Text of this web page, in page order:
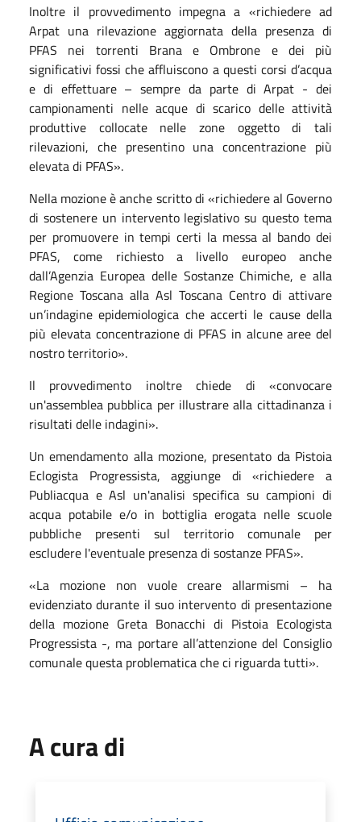
Inoltre il provvedimento impegna a «richiedere ad
Arpat una rilevazione aggiornata della presenza di
PFAS nei torrenti Brana e Ombrone e dei più
significativi fossi che affluiscono a questi corsi d’acqua
e di effettuare – sempre da parte di Arpat - dei
campionamenti nelle acque di scarico delle attività
produttive collocate nelle zone oggetto di tali
rilevazioni, che presentino una concentrazione più
elevata di PFAS».
Nella mozione è anche scritto di «richiedere al Governo
di sostenere un intervento legislativo su questo tema
per promuovere in tempi certi la messa al bando dei
PFAS, come richiesto a livello europeo anche
dall’Agenzia Europea delle Sostanze Chimiche, e alla
Regione Toscana alla Asl Toscana Centro di attivare
un’indagine epidemiologica che accerti le cause della
più elevata concentrazione di PFAS in alcune aree del
nostro territorio».
Il provvedimento inoltre chiede di «convocare
un'assemblea pubblica per illustrare alla cittadinanza i
risultati delle indagini».
Un emendamento alla mozione, presentato da Pistoia
Eclogista Progressista, aggiunge di «richiedere a
Publiacqua e Asl un'analisi specifica su campioni di
acqua potabile e/o in bottiglia erogata nelle scuole
pubbliche presenti sul territorio comunale per
escludere l'eventuale presenza di sostanze PFAS».
«La mozione non vuole creare allarmismi – ha
evidenziato durante il suo intervento di presentazione
della mozione Greta Bonacchi di Pistoia Ecologista
Progressista -, ma portare all’attenzione del Consiglio
comunale questa problematica che ci riguarda tutti».
A cura di